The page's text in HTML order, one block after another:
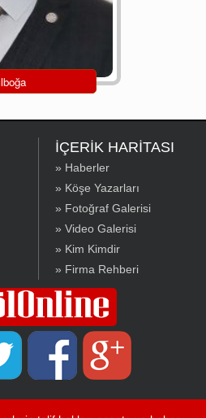
İÇERİK HARİTASI
» Haberler
» Köşe Yazarları
» Fotoğraf Galerisi
» Video Galerisi
» Kim Kimdir
» Firma Rehberi